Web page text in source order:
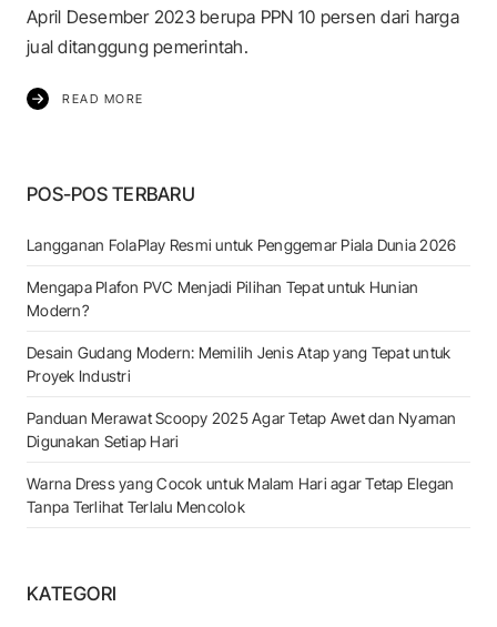
April Desember 2023 berupa PPN 10 persen dari harga
jual ditanggung pemerintah.
READ MORE
POS-POS TERBARU
Langganan FolaPlay Resmi untuk Penggemar Piala Dunia 2026
Mengapa Plafon PVC Menjadi Pilihan Tepat untuk Hunian
Modern?
Desain Gudang Modern: Memilih Jenis Atap yang Tepat untuk
Proyek Industri
Panduan Merawat Scoopy 2025 Agar Tetap Awet dan Nyaman
Digunakan Setiap Hari
Warna Dress yang Cocok untuk Malam Hari agar Tetap Elegan
Tanpa Terlihat Terlalu Mencolok
KATEGORI